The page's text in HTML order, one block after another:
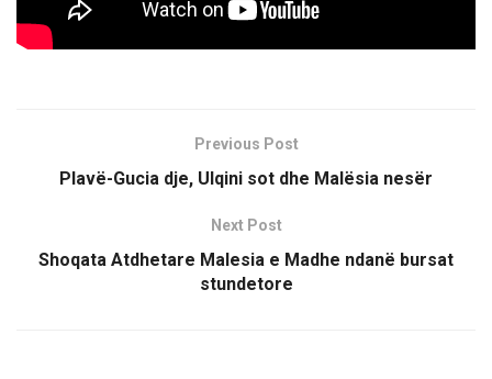
Previous Post
Plavë-Gucia dje, Ulqini sot dhe Malësia nesër
Next Post
Shoqata Atdhetare Malesia e Madhe ndanë bursat
stundetore